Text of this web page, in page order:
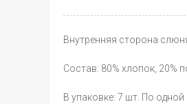
Внутренняя сторона
Состав: 80% хлопок, 20%
В упаковке: 7 шт. По одной